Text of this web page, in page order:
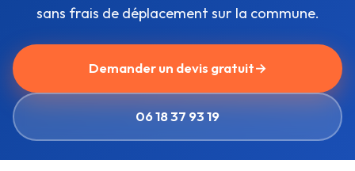
sans frais de déplacement sur la commune.
Demander un devis gratuit→
06 18 37 93 19